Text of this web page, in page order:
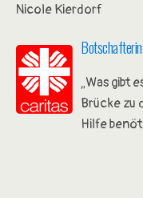
Nicole Kierdorf
„Was gibt
Brücke zu
Hilfe